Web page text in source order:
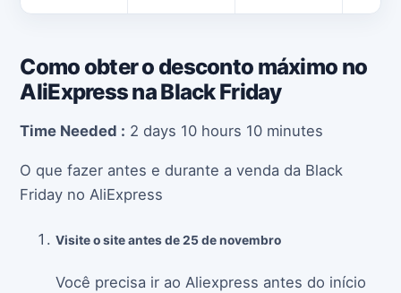
Como obter o desconto máximo no
AliExpress na Black Friday
Time Needed : 2 days 10 hours 10 minutes
O que fazer antes e durante a venda da Black
Friday no AliExpress
Visite o site antes de 25 de novembro
Você precisa ir ao Aliexpress antes do início